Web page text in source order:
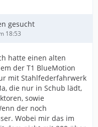
gesucht
18:53
hatte einen alten
der T1 BlueMotion
mit Stahlfederfahrwerk
die nur in Schub lädt,
sowie
der noch
Wobei mir das im